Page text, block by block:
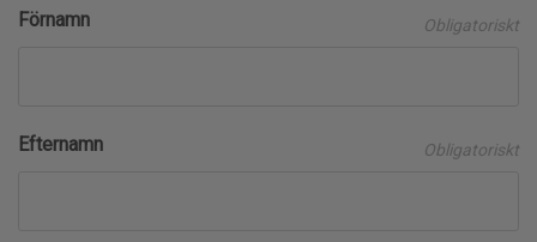
Förnamn Obligatoriskt
Efternamn Obligatoriskt